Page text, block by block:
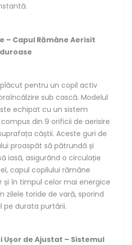
– Capul Rămâne Aerisit
pentru un copil activ
sub cască. Modelul
echipat cu un sistem
din 9 orificii de aerisire
căștii. Aceste guri de
proaspăt să pătrundă și
iasă, asigurând o circulație
capul copilului rămâne
și în timpul celor mai energice
zilele toride de vară, sporind
pe durata purtării.
de Ajustat – Sistemul